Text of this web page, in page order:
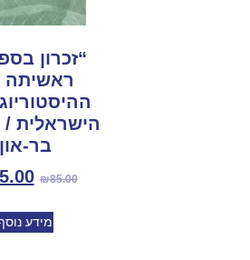
“זכרון
ראשיתה
הישראלית /
בר-און
₪85.00
מידע